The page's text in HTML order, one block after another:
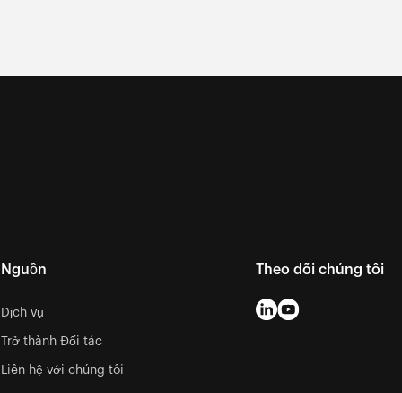
Nguồn
Dịch vụ
Trở thành Đối tác
Liên hệ với chúng tôi
Theo dõi chúng tôi